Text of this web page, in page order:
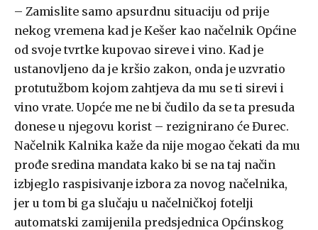
– Zamislite samo apsurdnu situaciju od prije
nekog vremena kad je Kešer kao načelnik Općine
od svoje tvrtke kupovao sireve i vino. Kad je
ustanovljeno da je kršio zakon, onda je uzvratio
protutužbom kojom zahtjeva da mu se ti sirevi i
vino vrate. Uopće me ne bi čudilo da se ta presuda
donese u njegovu korist – rezignirano će Đurec.
Načelnik Kalnika kaže da nije mogao čekati da mu
prođe sredina mandata kako bi se na taj način
izbjeglo raspisivanje izbora za novog načelnika,
jer u tom bi ga slučaju u načelničkoj fotelji
automatski zamijenila predsjednica Općinskog